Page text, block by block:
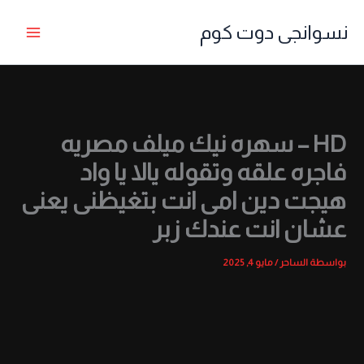
نسوانجى دوت كوم
HD – سهره نيك ميلف مصريه
فاجره علقه وتقوله يالا يا واد
هيجت دين امى انت بتغيظنى يعنى
عشان انت عندك زبر
بواسطة الساحر/مايو 4, 2025